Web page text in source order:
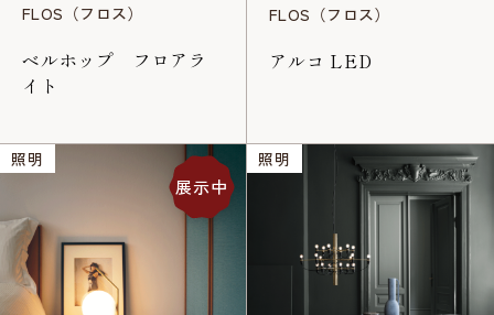
FLOS（フロス）
ベルホップ フロアラ
イト
FLOS（フロス）
アルコ LED
照明
展示中
照明